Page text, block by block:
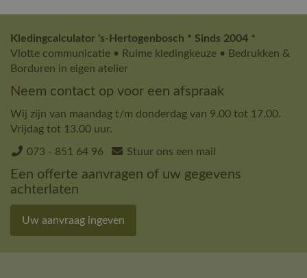
Kledingcalculator 's-Hertogenbosch * Sinds 2004 *
Vlotte communicatie • Ruime kledingkeuze • Bedrukken &
Borduren in eigen atelier
Neem contact op voor een afspraak
Wij zijn van maandag t/m donderdag van 9.00 tot 17.00.
Vrijdag tot 13.00 uur.
073 - 851 64 96 Stuur ons een mail
Een offerte aanvragen of uw gegevens
achterlaten
Uw aanvraag ingeven